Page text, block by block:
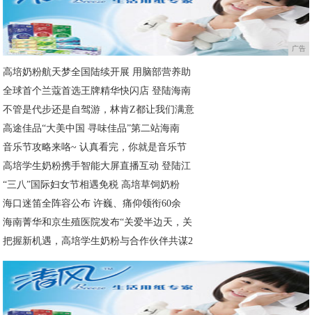
广告
高培奶粉航天梦全国陆续开展 用脑部营养助
全球首个兰蔻首选王牌精华快闪店 登陆海南
不管是代步还是自驾游，林肯Z都让我们满意
高途佳品“大美中国 寻味佳品”第二站海南
音乐节攻略来咯~ 认真看完，你就是音乐节
高培学生奶粉携手智能大屏直播互动 登陆江
“三八”国际妇女节相遇免税 高培草饲奶粉
海口迷笛全阵容公布 许巍、痛仰领衔60余
海南菁华和京生殖医院发布“关爱半边天，关
把握新机遇，高培学生奶粉与合作伙伴共谋2